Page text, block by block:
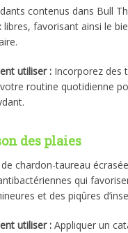
contenus dans Bull
libres, favorisant ainsi le
utiliser : Incorporez des
routine quotidienne
des plaies
chardon-taureau
qui
et des piqûres
utiliser : Appliquer un